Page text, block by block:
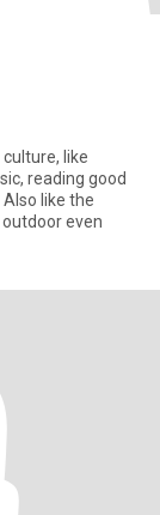
culture, like
reading good
like the
outdoor even